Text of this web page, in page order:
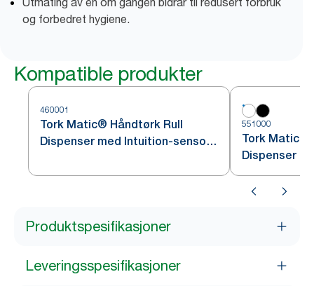
og forbedret hygiene.
Kompatible produkter
460001
Tork Matic® Håndtørk Rull
Dispenser med Intuition-sensor
551000
Tork Matic®
Dispenser
Produktspesifikasjoner
Leveringsspesifikasjoner